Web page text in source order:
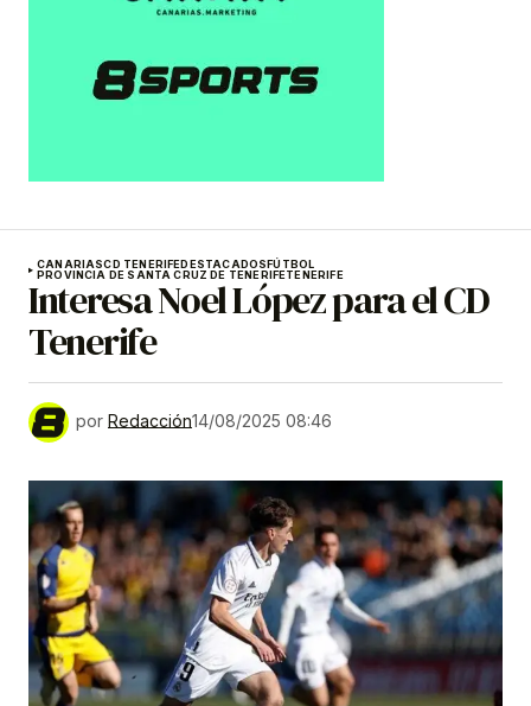
CANARIASCD TENERIFEDESTACADOSFÚTBOL
PROVINCIA DE SANTA CRUZ DE TENERIFETENERIFE
Interesa Noel López para el CD
Tenerife
por Redacción14/08/2025 08:46